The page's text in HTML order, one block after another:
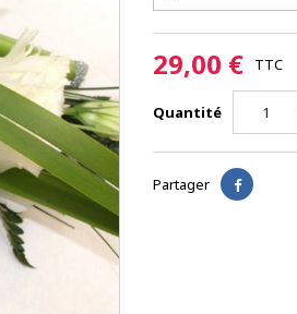
29,00 € TTC
Quantité
Partager